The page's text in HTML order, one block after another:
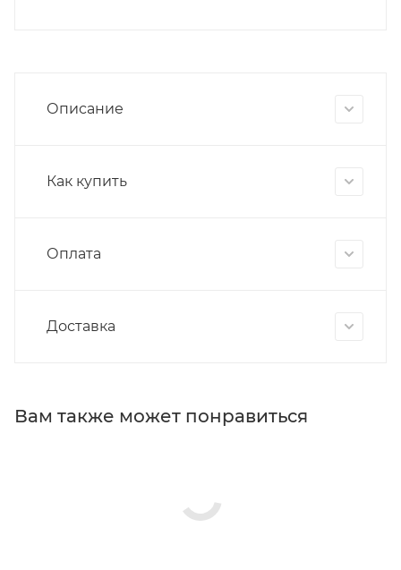
Описание
Как купить
Оплата
Доставка
Вам также может понравиться